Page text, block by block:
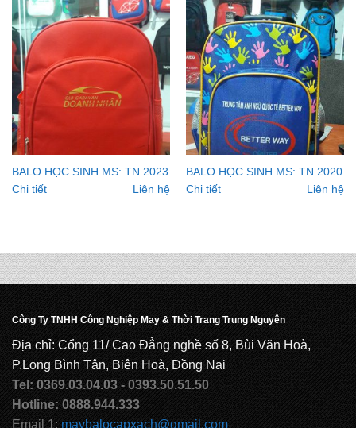
BALO HỌC SINH MS: TN 2023
Chi tiết
Liên hệ
BALO HỌC SINH MS: TN 2020
Chi tiết
Liên hệ
Công Ty TNHH Công Nghiệp May & Thời Trang Trung Nguyên
Địa chỉ: Cổng 11/ Cao Đẳng nghề số 8, Bùi Văn Hoà,
P.Long Bình Tân, Biên Hoà, Đồng Nai
Tel: 0369.03.04.03 - 0393.50.51.50
Hotline: 0888.944.333
Email 1: maybalocapxach@gmail.com